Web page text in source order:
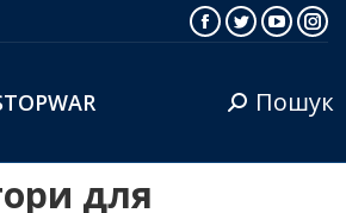
Facebook
Twitter
Search:Пошук
для